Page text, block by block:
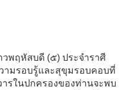
พฤหัสบดี (๕) ประจำราศี
มรอบรู้และสุขุมรอบคอบที่
ารในปกครองของท่านจะพบ